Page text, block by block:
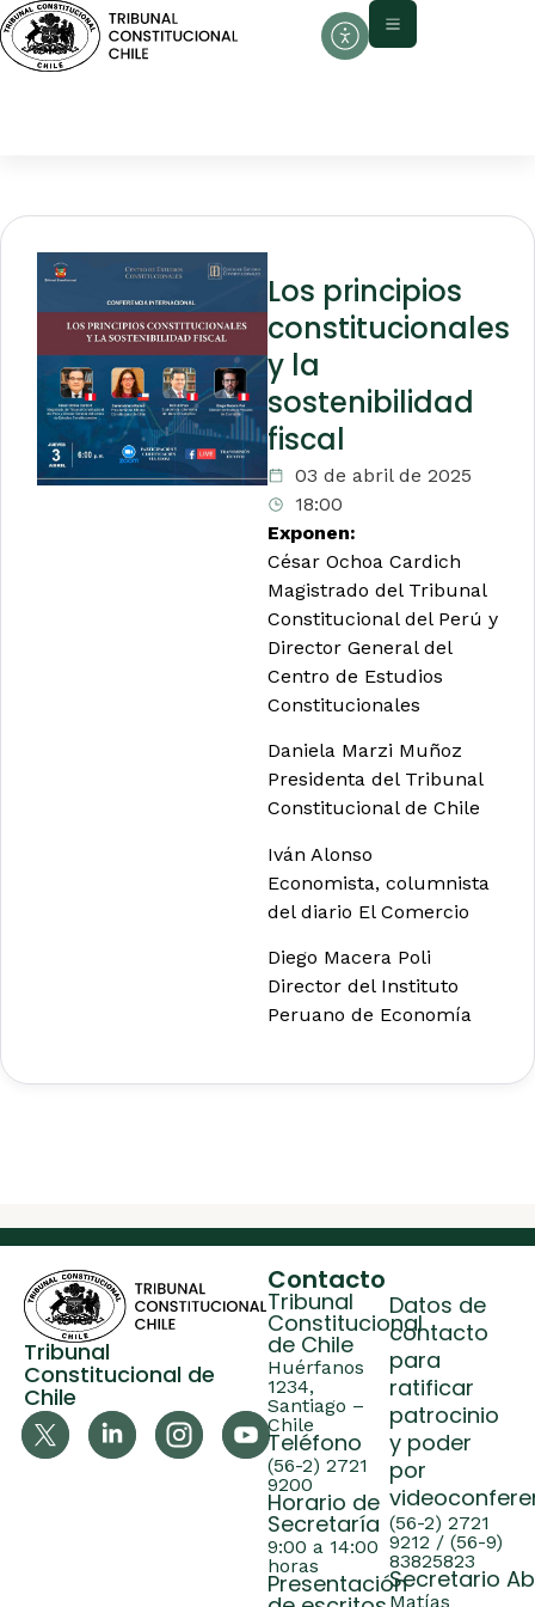
Los principios
constitucionales
y la
sostenibilidad
fiscal
03 de abril de 2025
18:00
Exponen:
César Ochoa Cardich
Magistrado del Tribunal
Constitucional del Perú y
Director General del
Centro de Estudios
Constitucionales
Daniela Marzi Muñoz
Presidenta del Tribunal
Constitucional de Chile
Iván Alonso
Economista, columnista
del diario El Comercio
Diego Macera Poli
Director del Instituto
Peruano de Economía
Tribunal
Constitucional de
Chile
Contacto
Tribunal
Constitucional
de Chile
Huérfanos
1234,
Santiago –
Chile
Teléfono
(56-2) 2721
9200
Horario de
Secretaría
9:00 a 14:00
horas
Presentación
Datos de
contacto
para
ratificar
patrocinio
y poder
por
(56-2) 2721
9212 / (56-9)
83825823
Secretario
Matías